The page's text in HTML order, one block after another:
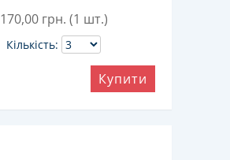
170,00 грн. (1 шт.)
Кількість:
Купити